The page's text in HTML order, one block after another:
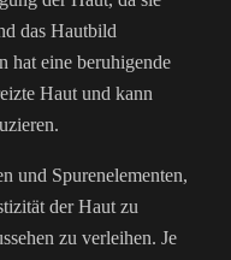
das Hautbild
hat eine beruhigende
Haut und kann
und Spurenelementen,
der Haut zu
zu verleihen. Je